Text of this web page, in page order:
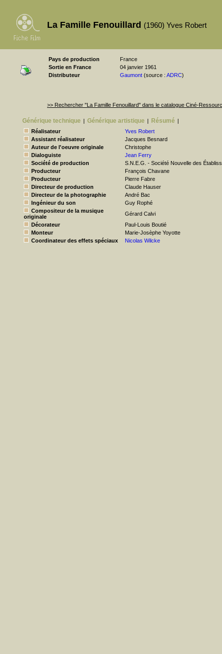
La Famille Fenouillard (1960) Yves Robert
Pays de production
France
Sortie en France
04 janvier 1961
Distributeur
Gaumont (source : ADRC)
>> Rechercher "La Famille Fenouillard" dans le catalogue Ciné-
Générique technique | Générique artistique | Résumé |
Réalisateur
Yves Robert
Assistant réalisateur
Jacques Besnard
Auteur de l'oeuvre originale
Christophe
Dialoguiste
Jean Ferry
Société de production
S.N.E.G. - Société Nouvelle des
Producteur
François Chavane
Producteur
Pierre Fabre
Directeur de production
Claude Hauser
Directeur de la photographie
André Bac
Ingénieur du son
Guy Rophé
Compositeur de la musique
originale
Gérard Calvi
Décorateur
Paul-Louis Boutié
Monteur
Marie-Josèphe Yoyotte
Coordinateur des effets spéciaux
Nicolas Wilcke